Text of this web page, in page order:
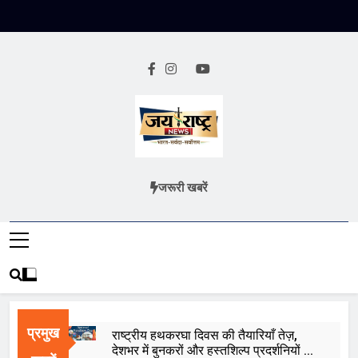
Jai Rashtra
हिंदी समाचार
जरूरी खबरें
प्रमुख
राष्ट्रीय हथकरघा दिवस की तैयारियाँ तेज़,
देशभर में बुनकरों और हस्तशिल्प प्रदर्शनियों का